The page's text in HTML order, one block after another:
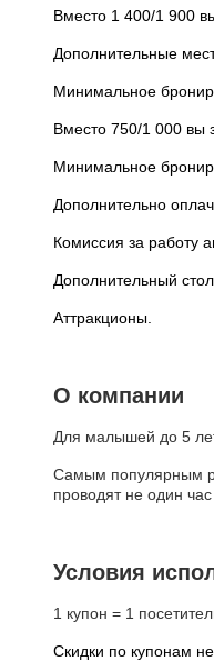
Вместо 1 400/1 900
Дополнительные
Минимальное
Вместо 750/1 000 вы
Минимальное
Дополнительно
Комиссия за работу
Дополнительный
Аттракционы.
О компании
Для малышей до 5
Самым популярным
проводят не один
Условия
1 купон = 1
Скидки по купонам